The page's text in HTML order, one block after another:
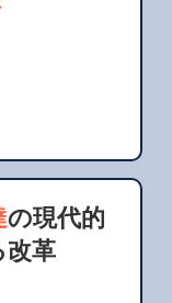
の現代的
改革